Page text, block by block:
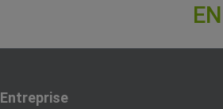
Entreprise